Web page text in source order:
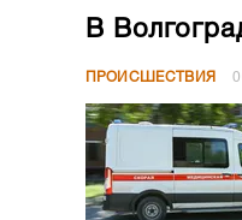
В
ПРОИСШЕСТВИЯ